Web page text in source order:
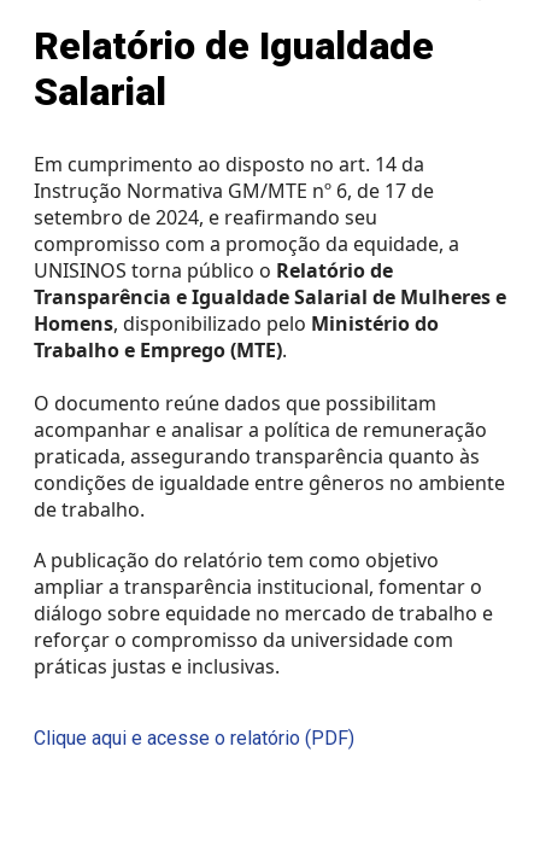
Porto Alegre
São Leopoldo
Educação a Distância
Informática
Editora Unisinos
Fundação Urbano
Consulta Lista de
Diplomas
Docência
PIBID
Editais PIBID
Residência
Pedagógica
Apresentação
Comissão
de Ética
em
Pesquisa
Apresentação
ISO 14001
ESG Unisinos
Comunicação
Ambiental
Procedimentos
Instruções
operacionais
Relatório de Igualdade
Salarial
Em cumprimento ao disposto no art. 14 da
Instrução Normativa GM/MTE nº 6, de 17 de
setembro de 2024, e reafirmando seu
compromisso com a promoção da equidade, a
UNISINOS torna público o Relatório de
Transparência e Igualdade Salarial de Mulheres e
Homens, disponibilizado pelo Ministério do
Trabalho e Emprego (MTE).
O documento reúne dados que possibilitam
acompanhar e analisar a política de remuneração
praticada, assegurando transparência quanto às
condições de igualdade entre gêneros no ambiente
de trabalho.
A publicação do relatório tem como objetivo
ampliar a transparência institucional, fomentar o
diálogo sobre equidade no mercado de trabalho e
reforçar o compromisso da universidade com
práticas justas e inclusivas.
Clique aqui e acesse o relatório (PDF)